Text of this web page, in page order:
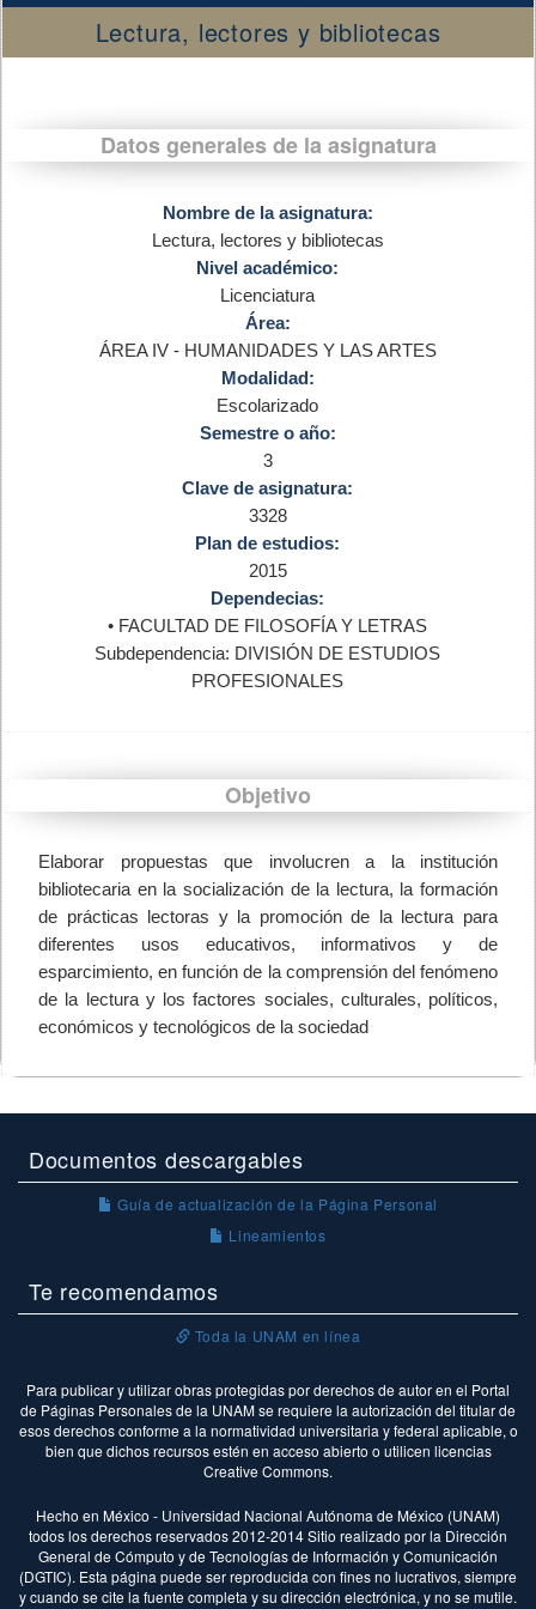
Lectura, lectores y bibliotecas
Datos generales de la asignatura
Nombre de la asignatura:
Lectura, lectores y bibliotecas
Nivel académico:
Licenciatura
Área:
ÁREA IV - HUMANIDADES Y LAS ARTES
Modalidad:
Escolarizado
Semestre o año:
3
Clave de asignatura:
3328
Plan de estudios:
2015
Dependecias:
• FACULTAD DE FILOSOFÍA Y LETRAS
Subdependencia: DIVISIÓN DE ESTUDIOS
PROFESIONALES
Objetivo
Elaborar propuestas que involucren a la institución
bibliotecaria en la socialización de la lectura, la formación
de prácticas lectoras y la promoción de la lectura para
diferentes usos educativos, informativos y de
esparcimiento, en función de la comprensión del fenómeno
de la lectura y los factores sociales, culturales, políticos,
económicos y tecnológicos de la sociedad
Documentos descargables
Guía de actualización de la Página Personal
Lineamientos
Te recomendamos
Toda la UNAM en línea
Para publicar y utilizar obras protegidas por derechos de autor en el Portal
de Páginas Personales de la UNAM se requiere la autorización del titular de
esos derechos conforme a la normatividad universitaria y federal aplicable, o
bien que dichos recursos estén en acceso abierto o utilicen licencias
Creative Commons.
Hecho en México - Universidad Nacional Autónoma de México (UNAM)
todos los derechos reservados 2012-2014 Sitio realizado por la Dirección
General de Cómputo y de Tecnologías de Información y Comunicación
(DGTIC). Esta página puede ser reproducida con fines no lucrativos, siempre
y cuando se cite la fuente completa y su dirección electrónica, y no se mutile.